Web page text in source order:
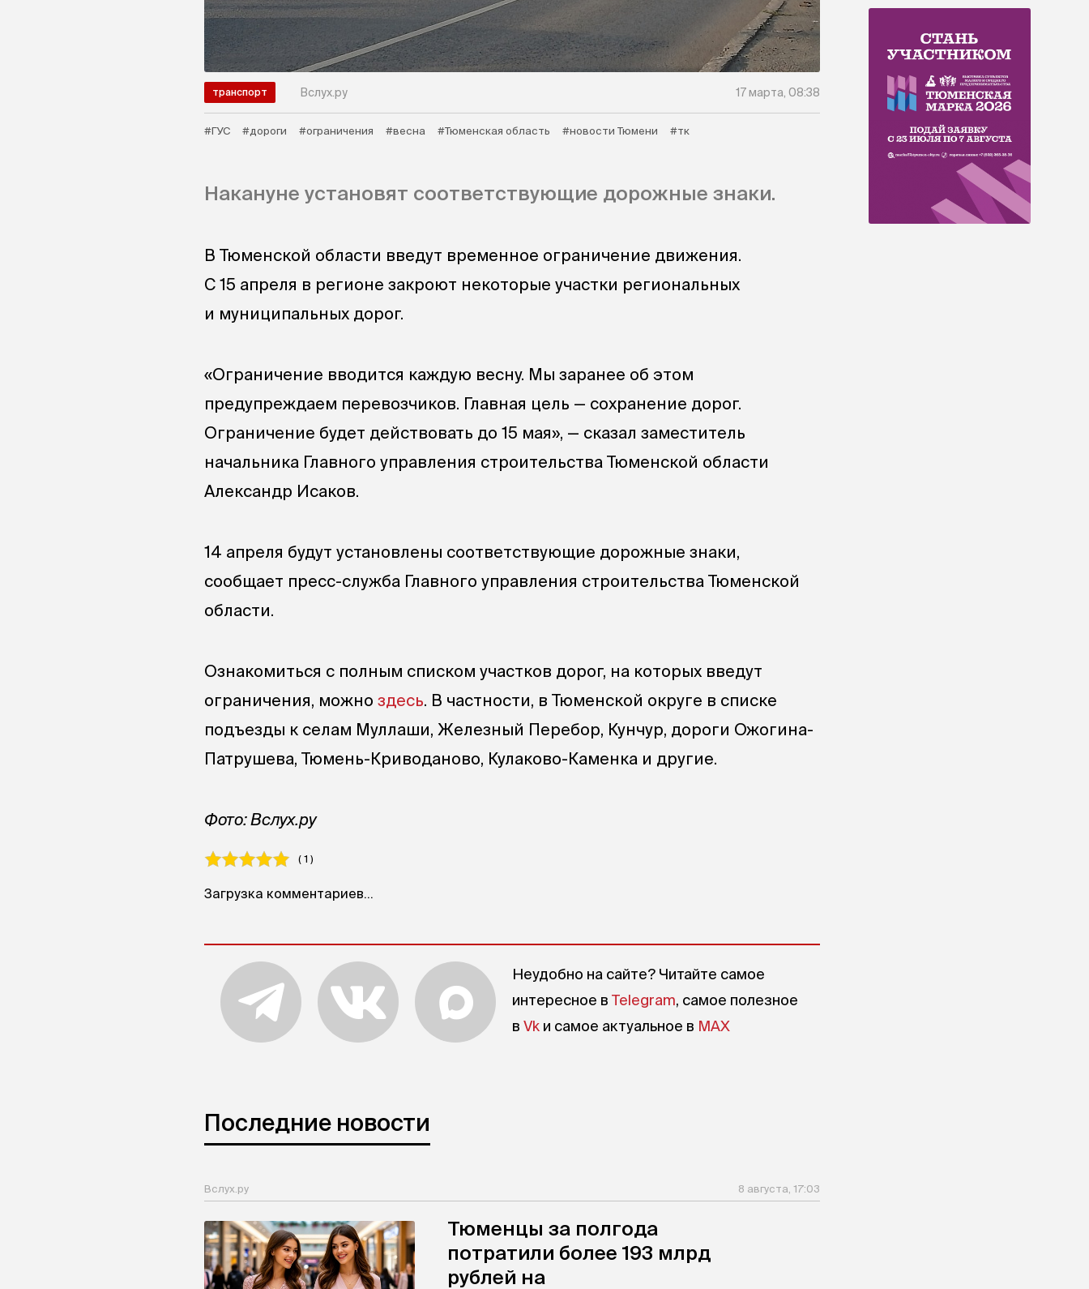
транспорт Вслух.ру 17 марта, 08:38
#ГУС #дороги #ограничения #весна #Тюменская область #новости Тюмени #тк
Накануне установят соответствующие дорожные знаки.
В Тюменской области введут временное ограничение движения.
С 15 апреля в регионе закроют некоторые участки региональных
и муниципальных дорог.
«Ограничение вводится каждую весну. Мы заранее об этом
предупреждаем перевозчиков. Главная цель — сохранение дорог.
Ограничение будет действовать до 15 мая», — сказал заместитель
начальника Главного управления строительства Тюменской области
Александр Исаков.
14 апреля будут установлены соответствующие дорожные знаки,
сообщает пресс-служба Главного управления строительства Тюменской
области.
Ознакомиться с полным списком участков дорог, на которых введут
ограничения, можно здесь. В частности, в Тюменской округе в списке
подъезды к селам Муллаши, Железный Перебор, Кунчур, дороги Ожогина-
Патрушева, Тюмень-Криводаново, Кулаково-Каменка и другие.
Фото: Вслух.ру
( 1 )
Загрузка комментариев...
Неудобно на сайте? Читайте самое
интересное в Telegram, самое полезное
в Vk и самое актуальное в MAX
Последние новости
Вслух.ру 8 августа, 17:03
Тюменцы за полгода
потратили более 193 млрд
рублей на